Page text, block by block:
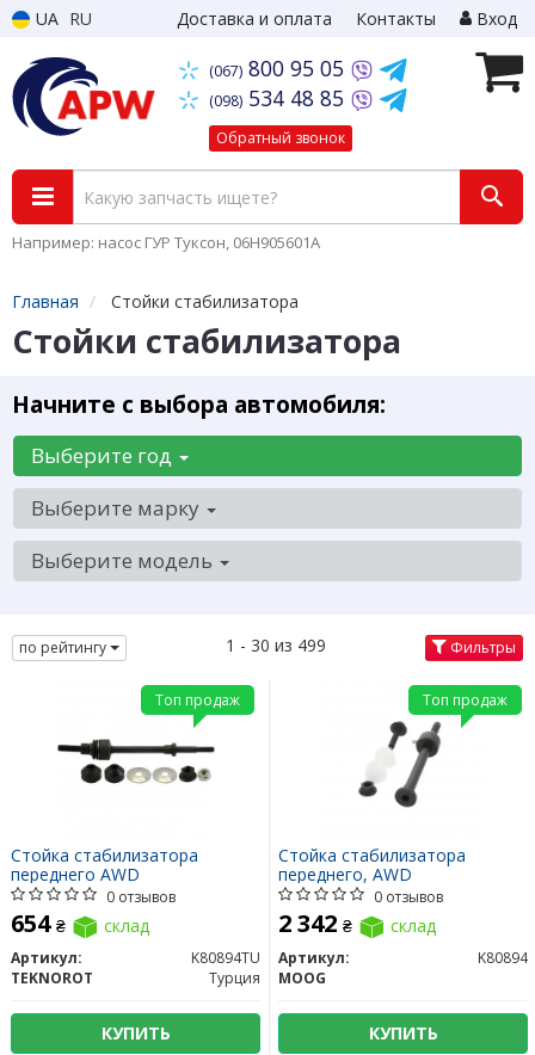
UA RU Доставка и оплата Контакты Вход
(067) 800 95 05
(098) 534 48 85
Обратный звонок
Например: насос ГУР Туксон, 06H905601A
Главная Стойки стабилизатора
Стойки стабилизатора
Начните с выбора автомобиля:
Выберите год
Выберите марку
Выберите модель
по рейтингу 1 - 30 из 499 Фильтры
Стойка стабилизатора
переднего AWD
0 отзывов
654 ₴ склад
Артикул:
K80894TU
TEKNOROT
Турция
КУПИТЬ
Топ продаж
Стойка стабилизатора
переднего, AWD
0 отзывов
2 342 ₴ склад
Артикул:
K80894
MOOG
КУПИТЬ
Топ продаж